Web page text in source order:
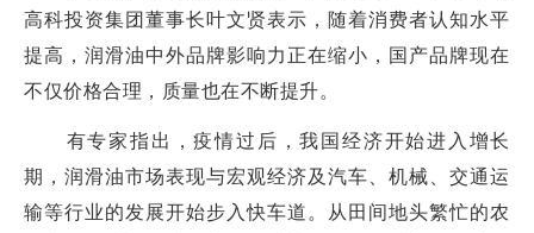
高科投资集团董事长叶文贤表示，随着消费者认知水平
提高，润滑油中外品牌影响力正在缩小，国产品牌现在
不仅价格合理，质量也在不断提升。
有专家指出，疫情过后，我国经济开始进入增长
期，润滑油市场表现与宏观经济及汽车、机械、交通运
输等行业的发展开始步入快车道。从田间地头繁忙的农